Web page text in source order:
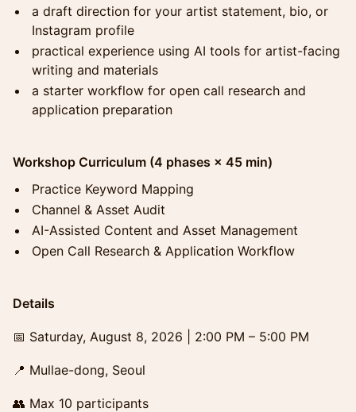
a draft direction for your artist statement, bio, or
Instagram profile
practical experience using AI tools for artist-facing
writing and materials
a starter workflow for open call research and
application preparation
Workshop Curriculum (4 phases × 45 min)
Practice Keyword Mapping
Channel & Asset Audit
AI-Assisted Content and Asset Management
Open Call Research & Application Workflow
Details
📅 Saturday, August 8, 2026 | 2:00 PM – 5:00 PM
📍 Mullae-dong, Seoul
👥 Max 10 participants